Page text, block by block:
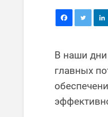
В наши дни
главных